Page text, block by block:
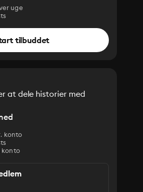
uge
tilbuddet
at dele historier med
konto
konto